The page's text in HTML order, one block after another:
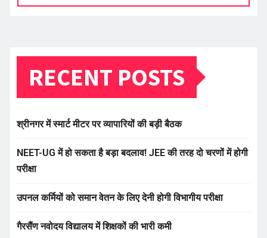
RECENT POSTS
श्रीनगर में स्मार्ट मीटर पर व्यापारियों की बड़ी बैठक
NEET-UG में हो सकता है बड़ा बदलाव! JEE की तरह दो चरणों में होगी
परीक्षा
उपनल कर्मियों को समान वेतन के लिए देनी होगी विभागीय परीक्षा
गैरसैंण नवोदय विद्यालय में शिक्षकों की भारी कमी